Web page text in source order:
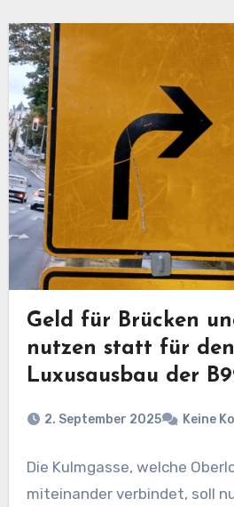
Geld für Brücken
nutzen statt für den
Luxusausbau der
2. September 2025 Keine
Die Kulmgasse, welche
miteinander verbindet, soll